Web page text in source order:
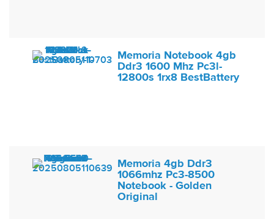
Memoria Notebook 4gb
Ddr3 1600 Mhz Pc3l-
12800s 1rx8 BestBattery
Memoria 4gb Ddr3
1066mhz Pc3-8500
Notebook - Golden
Original